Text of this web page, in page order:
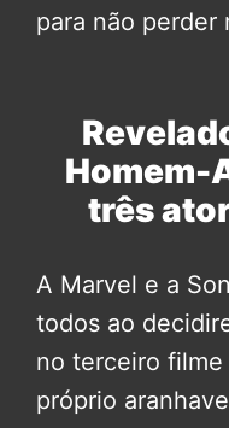
para não perder
Homem-
três
A Marvel e a
todos ao
no terceiro
próprio